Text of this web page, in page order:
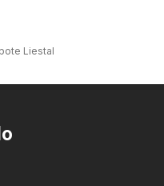
Liestal